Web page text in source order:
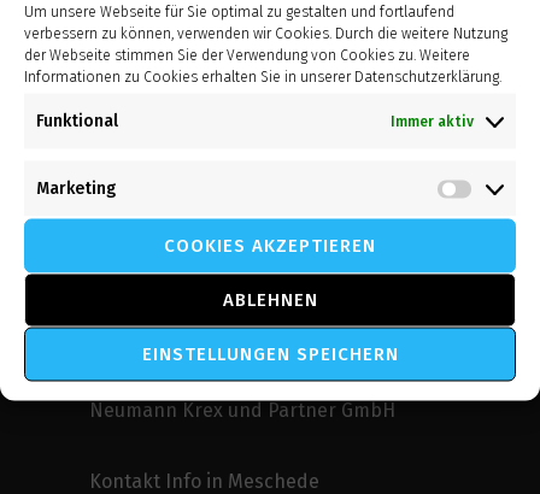
Um unsere Webseite für Sie optimal zu gestalten und fortlaufend
verbessern zu können, verwenden wir Cookies. Durch die weitere Nutzung
der Webseite stimmen Sie der Verwendung von Cookies zu. Weitere
Informationen zu Cookies erhalten Sie in unserer Datenschutzerklärung.
Funktional Immer aktiv
Marketing
COOKIES AKZEPTIEREN
ABLEHNEN
EINSTELLUNGEN SPEICHERN
Anmelden
Eintrags-Feed
Neumann Krex und Partner GmbH
Kontakt Info in Meschede